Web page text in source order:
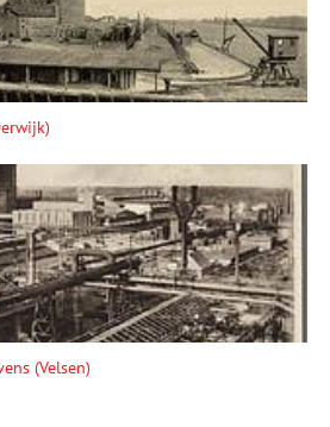
(Velsen)